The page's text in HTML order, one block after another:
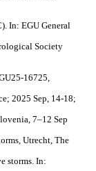
In: EGU General
Society
16725,
2025 Sep, 14-18;
7–12 Sep
Utrecht, The
storms. In: